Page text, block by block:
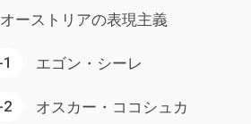
オーストリアの表現主義
エゴン・シーレ
オスカー・ココシュカ